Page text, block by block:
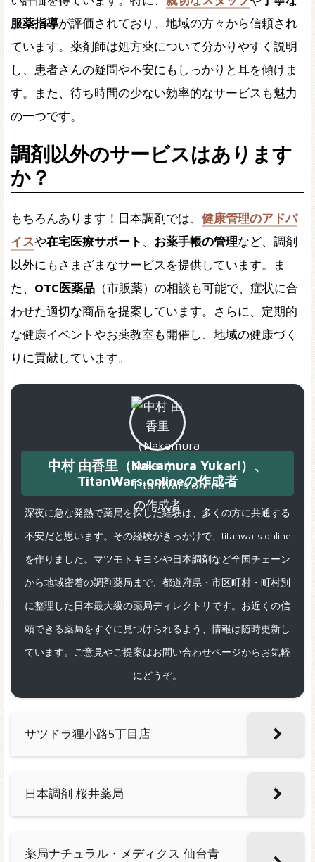
服薬指導が評価されており、地域の方々から信頼され
ています。薬剤師は処方薬について分かりやすく説明
し、患者さんの疑問や不安にもしっかりと耳を傾けま
す。また、待ち時間の少ない効率的なサービスも魅力
の一つです。
調剤以外のサービスはあります
か？
もちろんあります！日本調剤では、 健康管理のアドバ
イスや在宅医療サポート 、 お薬手帳の管理など、調剤
以外にもさまざまなサービスを提供しています。ま
た、 OTC医薬品 （市販薬）の相談も可能で、症状に合
わせた適切な商品を提案しています。さらに、定期的
な健康イベントやお薬教室も開催し、地域の健康づく
りに貢献しています。
中村 由香里（Nakamura Yukari）、
TitanWars.onlineの作成者
深夜に急な発熱で薬局を探した経験は、多くの方に共通する
不安だと思います。その経験がきっかけで、titanwars.online
を作りました。マツモトキヨシや日本調剤など全国チェーン
から地域密着の調剤薬局まで、都道府県・市区町村・町村別
に整理した日本最大級の薬局ディレクトリです。お近くの信
頼できる薬局をすぐに見つけられるよう、情報は随時更新し
ています。ご意見やご提案はお問い合わせページからお気軽
にどうぞ。
サツドラ狸小路5丁目店
日本調剤 桜井薬局
薬局ナチュラル・メディクス 仙台青